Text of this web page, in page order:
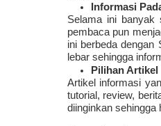
Informasi
Selama ini banyak
pembaca pun
ini berbeda dengan
lebar sehingga
Pilihan Artikel
Artikel informasi
tutorial, review,
diinginkan sehingga